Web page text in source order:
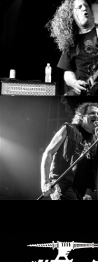
LANGUE
ENGLISH
FRANÇAIS